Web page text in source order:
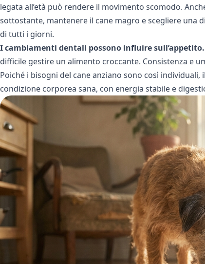
legata all’età può rendere il movimento scomodo.
sottostante, mantenere il cane magro e scegliere una
di tutti i giorni.
I cambiamenti dentali possono influire sull’appetito.
difficile gestire un alimento croccante. Consistenza e
Poiché i bisogni del cane anziano sono così
condizione corporea sana, con energia stabile e